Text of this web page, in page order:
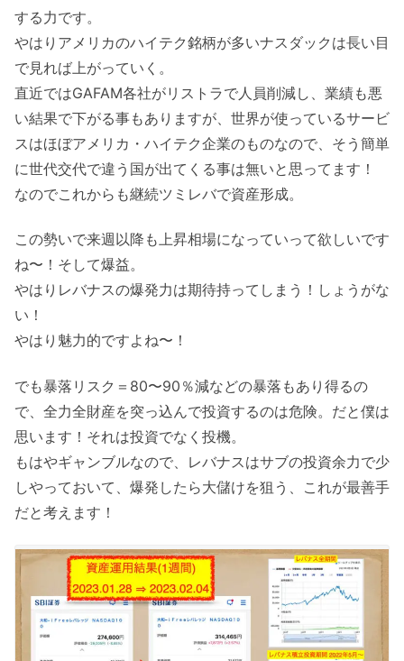
する力です。
やはりアメリカのハイテク銘柄が多いナスダックは長い目
で見れば上がっていく。
直近ではGAFAM各社がリストラで人員削減し、業績も悪
い結果で下がる事もありますが、世界が使っているサービ
スはほぼアメリカ・ハイテク企業のものなので、そう簡単
に世代交代で違う国が出てくる事は無いと思ってます！
なのでこれからも継続ツミレバで資産形成。
この勢いで来週以降も上昇相場になっていって欲しいです
ね〜！そして爆益。
やはりレバナスの爆発力は期待持ってしまう！しょうがな
い！
やはり魅力的ですよね〜！
でも暴落リスク＝80〜90％減などの暴落もあり得るの
で、全力全財産を突っ込んで投資するのは危険。だと僕は
思います！それは投資でなく投機。
もはやギャンブルなので、レバナスはサブの投資余力で少
しやっておいて、爆発したら大儲けを狙う、これが最善手
だと考えます！